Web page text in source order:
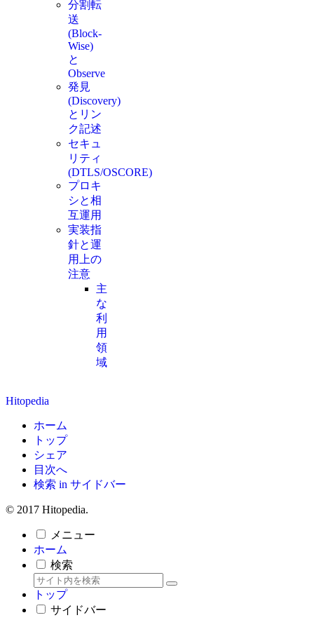
分割転
送
(Block-
Wise)
と
Observe
発見
(Discovery)
とリン
ク記述
セキュ
リティ
(DTLS/OSCORE)
プロキ
シと相
互運用
実装指
針と運
用上の
注意
主
な
利
用
領
域
Hitopedia
ホーム
トップ
シェア
目次へ
検索 in サイドバー
© 2017 Hitopedia.
メニュー
ホーム
検索
トップ
サイドバー